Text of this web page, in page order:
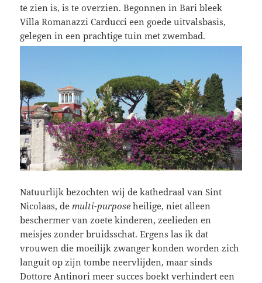
te zien is, is te overzien. Begonnen in Bari bleek
Villa Romanazzi Carducci een goede uitvalsbasis,
gelegen in een prachtige tuin met zwembad.
Natuurlijk bezochten wij de kathedraal van Sint
Nicolaas, demulti-purpose heilige, niet alleen
beschermer van zoete kinderen, zeelieden en
meisjes zonder bruidsschat. Ergens las ik dat
vrouwen die moeilijk zwanger konden worden zich
languit op zijn tombe neervlijden, maar sinds
Dottore Antinori meer succes boekt verhindert een